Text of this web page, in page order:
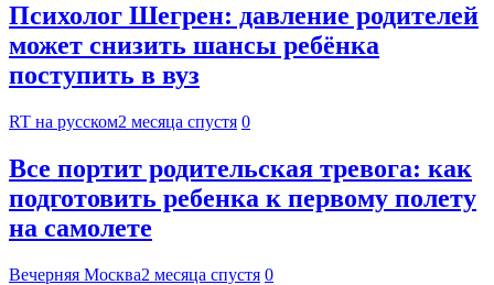
Психолог Шегрен: давление родителей
может снизить шансы ребёнка
поступить в вуз
RT на русском2 месяца спустя 0
Все портит родительская тревога: как
подготовить ребенка к первому полету
на самолете
Вечерняя Москва2 месяца спустя 0